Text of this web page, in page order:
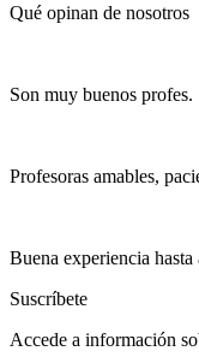
Qué opinan de nosotros
Son muy buenos profes.
Profesoras amables,
Buena experiencia hasta
Suscríbete
Accede a información